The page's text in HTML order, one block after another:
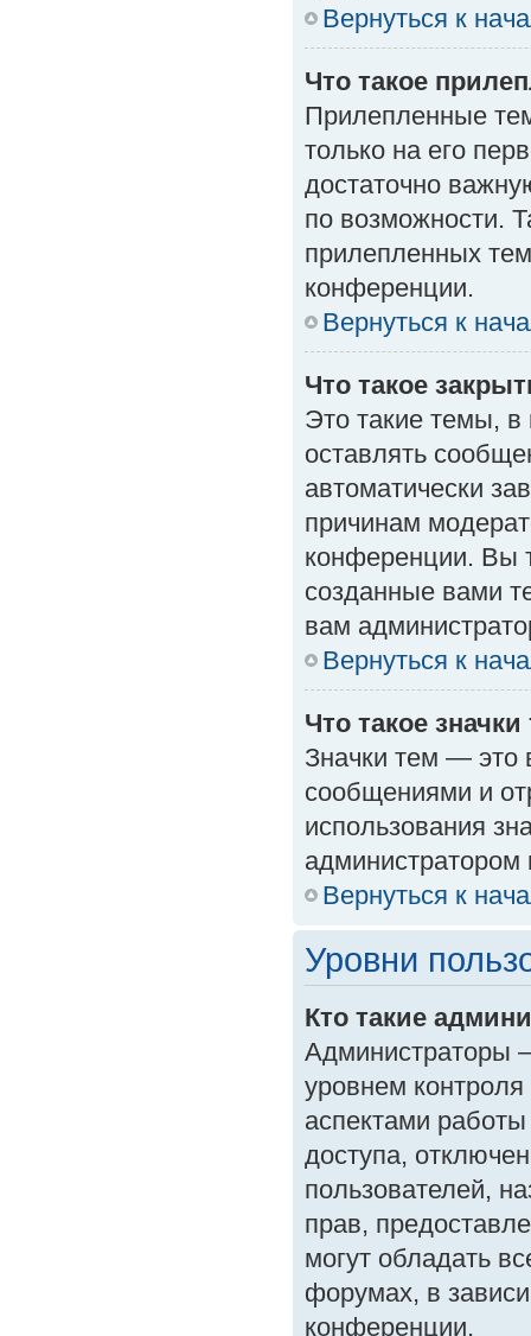
Вернуться к
Что такое
Прилепленные
только на его
достаточно
по возможности.
прилепленных
конференции.
Вернуться к
Что такое
Это такие темы, в
оставлять
автоматически
причинам
конференции. Вы
созданные вами
вам
Вернуться к
Что такое значки
Значки тем — это
сообщениями и
использования
Вернуться к
Уровни
Кто такие
Администраторы
уровнем
аспектами
доступа,
пользователей,
прав,
могут обладать
форумах, в
конференции.